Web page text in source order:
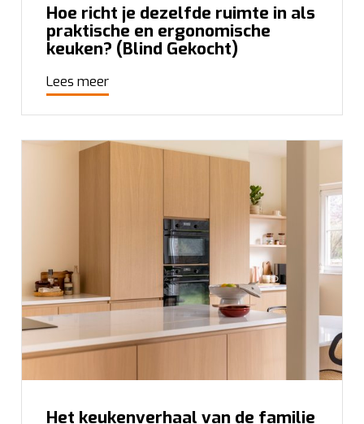
Hoe richt je dezelfde ruimte in als
praktische en ergonomische
keuken? (Blind Gekocht)
Lees meer
Het keukenverhaal van de familie